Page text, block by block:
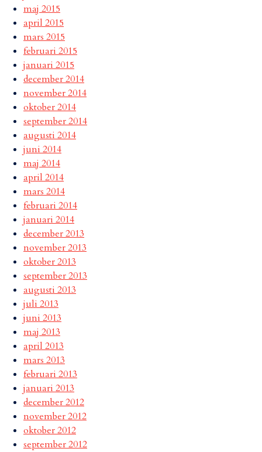
maj 2015
april 2015
mars 2015
februari 2015
januari 2015
december 2014
november 2014
oktober 2014
september 2014
augusti 2014
juni 2014
maj 2014
april 2014
mars 2014
februari 2014
januari 2014
december 2013
november 2013
oktober 2013
september 2013
augusti 2013
juli 2013
juni 2013
maj 2013
april 2013
mars 2013
februari 2013
januari 2013
december 2012
november 2012
oktober 2012
september 2012